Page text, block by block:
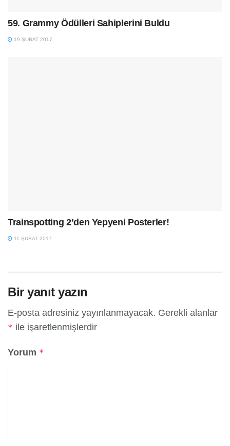
59. Grammy Ödülleri Sahiplerini Buldu
19 ŞUBAT 2017
Trainspotting 2’den Yepyeni Posterler!
11 ŞUBAT 2017
Bir yanıt yazın
E-posta adresiniz yayınlanmayacak. Gerekli alanlar
* ile işaretlenmişlerdir
Yorum *